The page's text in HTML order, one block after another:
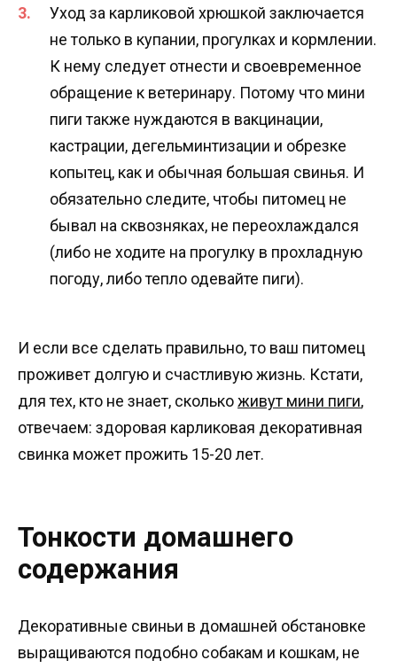
Уход за карликовой хрюшкой заключается
не только в купании, прогулках и кормлении.
К нему следует отнести и своевременное
обращение к ветеринару. Потому что мини
пиги также нуждаются в вакцинации,
кастрации, дегельминтизации и обрезке
копытец, как и обычная большая свинья. И
обязательно следите, чтобы питомец не
бывал на сквозняках, не переохлаждался
(либо не ходите на прогулку в прохладную
погоду, либо тепло одевайте пиги).
И если все сделать правильно, то ваш питомец
проживет долгую и счастливую жизнь. Кстати,
для тех, кто не знает, сколькоживут мини пиги,
отвечаем: здоровая карликовая декоративная
свинка может прожить 15-20 лет.
Тонкости домашнего
содержания
Декоративные свиньи в домашней обстановке
выращиваются подобно собакам и кошкам, не